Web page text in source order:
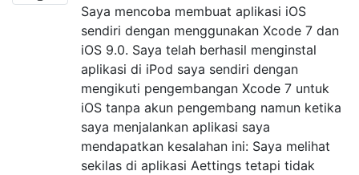
Saya mencoba membuat aplikasi iOS
sendiri dengan menggunakan Xcode 7 dan
iOS 9.0. Saya telah berhasil menginstal
aplikasi di iPod saya sendiri dengan
mengikuti pengembangan Xcode 7 untuk
iOS tanpa akun pengembang namun ketika
saya menjalankan aplikasi saya
mendapatkan kesalahan ini: Saya melihat
sekilas di aplikasi Aettings tetapi tidak